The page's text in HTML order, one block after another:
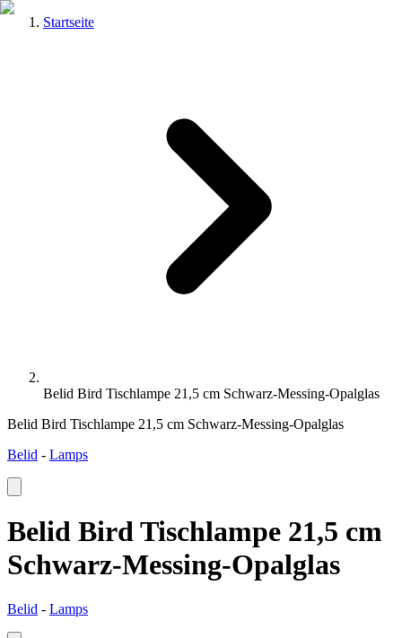
Startseite
Belid Bird Tischlampe 21,5 cm Schwarz-Messing-Opalglas
Belid Bird Tischlampe 21,5 cm Schwarz-Messing-Opalglas
Belid - Lamps
Belid Bird Tischlampe 21,5 cm
Schwarz-Messing-Opalglas
Belid - Lamps